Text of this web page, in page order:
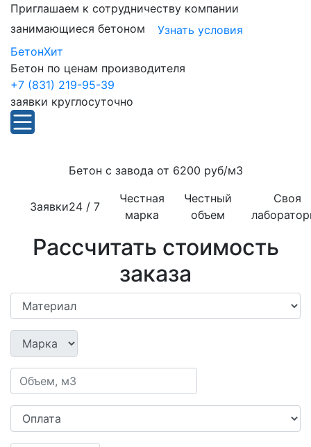
Приглашаем к сотрудничеству компании
занимающиеся бетоном
Узнать условия
БетонХит
Бетон по ценам производителя
+7 (831) 219-95-39
заявки круглосуточно
Бетон с завода от 6200 руб/м3
Заявки24 / 7
Честная
марка
Честный
объем
Своя
Рассчитать стоимость
заказа